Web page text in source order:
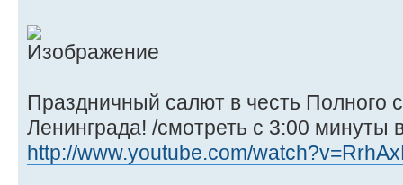
Праздничный салют в честь Полного
Ленинграда! /смотреть с 3:00 минуты
http://www.youtube.com/